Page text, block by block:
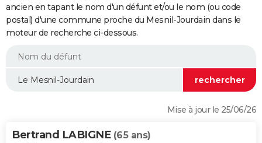
Essais
Réserver un essai
Citadines
Berlines
SUV
Forum auto
+
HIGH-TECH
Mobiles
Meilleur smartphone
Internet
Ordinateurs
Jeux vidéo
Guide high-tech
+BRICOLAGE
Forum
Aménagement intérieur
Extérieur
Cuisine
Salle de bains
Jardinage
Rangement
WEEK-END
Guides de France
Escapades
Patrimoine
Expositions
Musées
Week-end nature
LIFESTYLE
Alimentation
Guide de la santé
Maladies
Médicaments
Sommeil
VOYAGE
ancien en tapant le nom d'un défunt et/ou le nom (ou code
postal) d'une commune proche du Mesnil-Jourdain dans le
moteur de recherche ci-dessous.
Mise à jour le 25/06/26
Bertrand LABIGNE (65 ans)